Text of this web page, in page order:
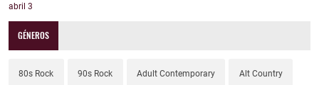
abril 3
GÉNEROS
80s Rock 90s Rock Adult Contemporary Alt Country